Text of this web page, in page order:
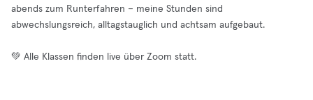
abends zum Runterfahren – meine Stunden sind
abwechslungsreich, alltagstauglich und achtsam aufgebaut.
💚 Alle Klassen finden live über Zoom statt.